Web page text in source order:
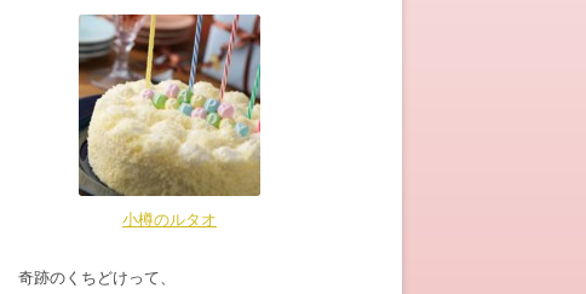
小樽のルタオ
奇跡のくちどけって、